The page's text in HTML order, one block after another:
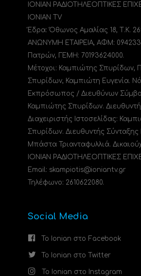
ΙΟΝΙΑΝ ΡΑΔΙΟΤΗΛΕΟΠΤΙΚΕΣ
IONIAN TV
Έδρα: Όθωνος Αμαλίας 18, Τ.Κ.
ΑΝΩΝΥΜΗ ΕΤΑΙΡΕΙΑ, ΑΦΜ:
Πατρών, ΓΕΜΗ: 70193624000.
Μέτοχοι: Καμπιώτης Σπυρίδων,
Σπυρίδων, Καμπιώτη Ευγενία.
Εκπρόσωπος / Διευθύνων
Καμπιώτης Σπυρίδων.
Διαχειριστής Ιστοσελίδας:
Σπυρίδων. Διευθυντής Σύνταξης
Μπάστα Τριανταφυλλιά.
ΙΟΝΙΑΝ ΡΑΔΙΟΤΗΛΕΟΠΤΙΚΕΣ
Email: skampiotis@ioniantv.gr
Τηλέφωνο: 2610622080.
Social Media
Το Ionian στο Facebook
Το Ionian στο Twitter
Το Ionian στο Instagram